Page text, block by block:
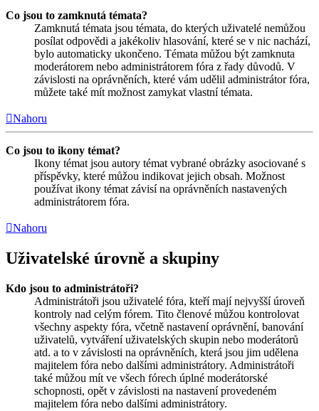
Co jsou to zamknutá témata?
Zamknutá témata jsou témata, do kterých uživatelé nemůžou
posílat odpovědi a jakékoliv hlasování, které se v nic nachází,
bylo automaticky ukončeno. Témata můžou být zamknuta
moderátorem nebo administrátorem fóra z řady důvodů. V
závislosti na oprávněních, které vám udělil administrátor fóra,
můžete také mít možnost zamykat vlastní témata.
Nahoru
Co jsou to ikony témat?
Ikony témat jsou autory témat vybrané obrázky asociované s
příspěvky, které můžou indikovat jejich obsah. Možnost
používat ikony témat závisí na oprávněních nastavených
administrátorem fóra.
Nahoru
Uživatelské úrovně a skupiny
Kdo jsou to administrátoři?
Administrátoři jsou uživatelé fóra, kteří mají nejvyšší úroveň
kontroly nad celým fórem. Tito členové můžou kontrolovat
všechny aspekty fóra, včetně nastavení oprávnění, banování
uživatelů, vytváření uživatelských skupin nebo moderátorů
atd. a to v závislosti na oprávněních, která jsou jim udělena
majitelem fóra nebo dalšími administrátory. Administrátoři
také můžou mít ve všech fórech úplné moderátorské
schopnosti, opět v závislosti na nastavení provedeném
majitelem fóra nebo dalšími administrátory.